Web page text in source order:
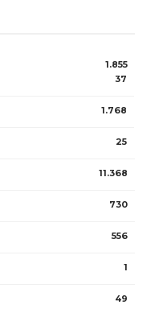
1.855
37
1.768
25
11.368
730
556
1
49